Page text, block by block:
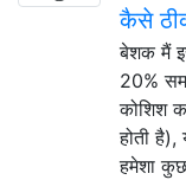
कैसे
बेशक मैं
20%
कोशिश
होती
हमेशा